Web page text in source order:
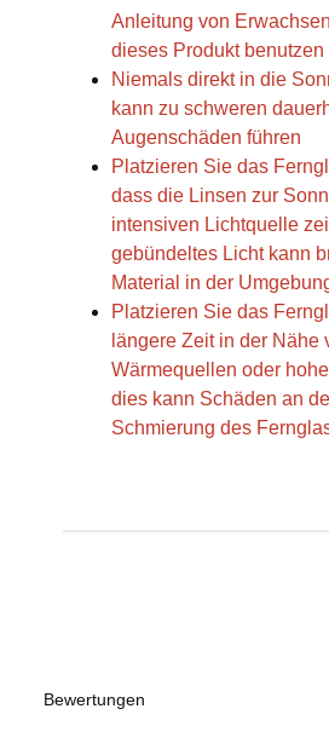
Anleitung von
dieses Produkt benutzen
Niemals direkt in die
kann zu schweren
Augenschäden führen
Platzieren Sie das
dass die Linsen zur
intensiven Lichtquelle
gebündeltes Licht kann
Material in der
Platzieren Sie das
längere Zeit in der Nähe
Wärmequellen oder
dies kann Schäden an
Schmierung des
Bewertungen